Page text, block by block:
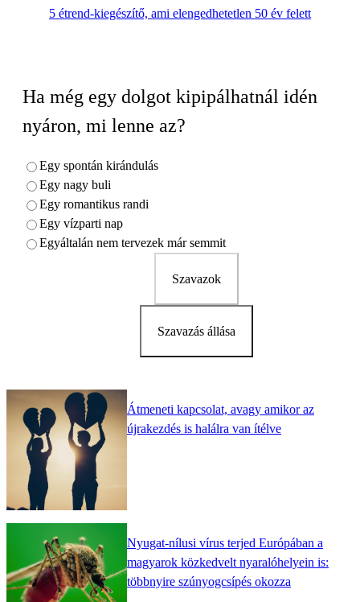
5 étrend-kiegészítő, ami elengedhetetlen 50 év felett
Ha még egy dolgot kipipálhatnál idén
nyáron, mi lenne az?
Egy spontán kirándulás
Egy nagy buli
Egy romantikus randi
Egy vízparti nap
Egyáltalán nem tervezek már semmit
Szavazok
Szavazás állása
Átmeneti kapcsolat, avagy amikor az
újrakezdés is halálra van ítélve
Nyugat-nílusi vírus terjed Európában a
magyarok közkedvelt nyaralóhelyein is:
többnyire szúnyogcsípés okozza